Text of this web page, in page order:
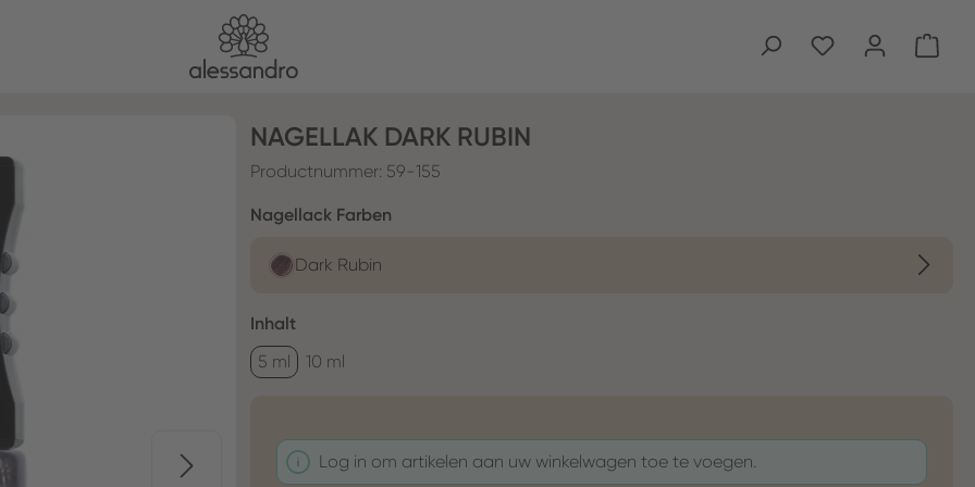
NAGELLAK DARK RUBIN
Productnummer: 59-155
Selecteer
Nagellack Farben
Dark Rubin
Selecteer
Inhalt
5 ml
10 ml
Log in om artikelen aan uw winkelwagen toe te voegen.